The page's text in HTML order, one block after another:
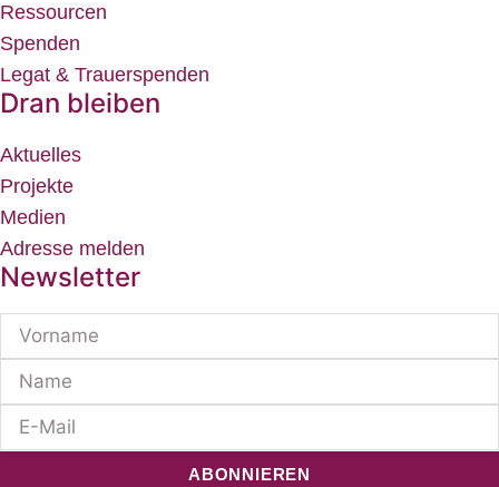
Ressourcen
Spenden
Legat & Trauerspenden
Dran bleiben
Aktuelles
Projekte
Medien
Adresse melden
Newsletter
ABONNIEREN